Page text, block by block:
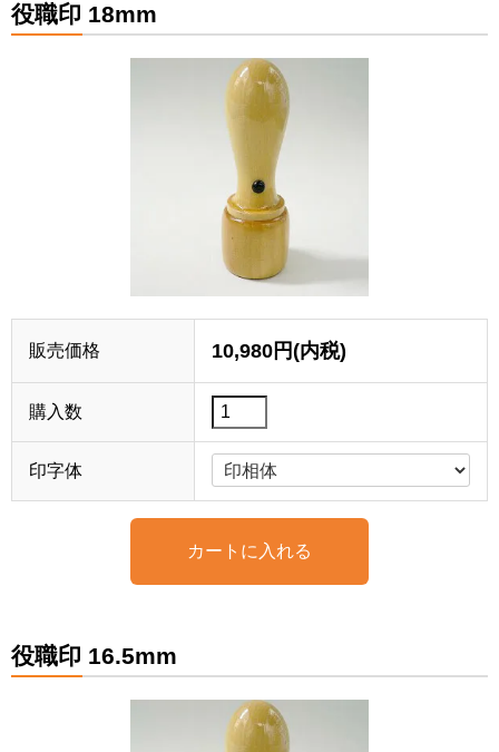
役職印 18mm
販売価格 10,980円(内税)
購入数
印字体
役職印 16.5mm